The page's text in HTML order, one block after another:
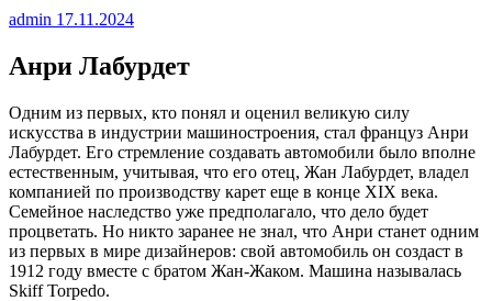
admin 17.11.2024
Анри Лабурдет
Одним из первых, кто понял и оценил великую силу
искусства в индустрии машиностроения, стал француз Анри
Лабурдет. Его стремление создавать автомобили было вполне
естественным, учитывая, что его отец, Жан Лабурдет, владел
компанией по производству карет еще в конце XIX века.
Семейное наследство уже предполагало, что дело будет
процветать. Но никто заранее не знал, что Анри станет одним
из первых в мире дизайнеров: свой автомобиль он создаст в
1912 году вместе с братом Жан-Жаком. Машина называлась
Skiff Torpedo.